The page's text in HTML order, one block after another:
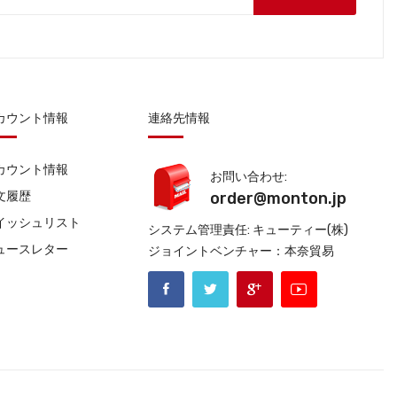
ウント情報
ウント情報
履歴
ッシュリスト
ースレター
連絡先情報
お問い合わせ:
order@monton.jp
システム管理責任: キューティー(株)
ジョイントベンチャー：本奈貿易